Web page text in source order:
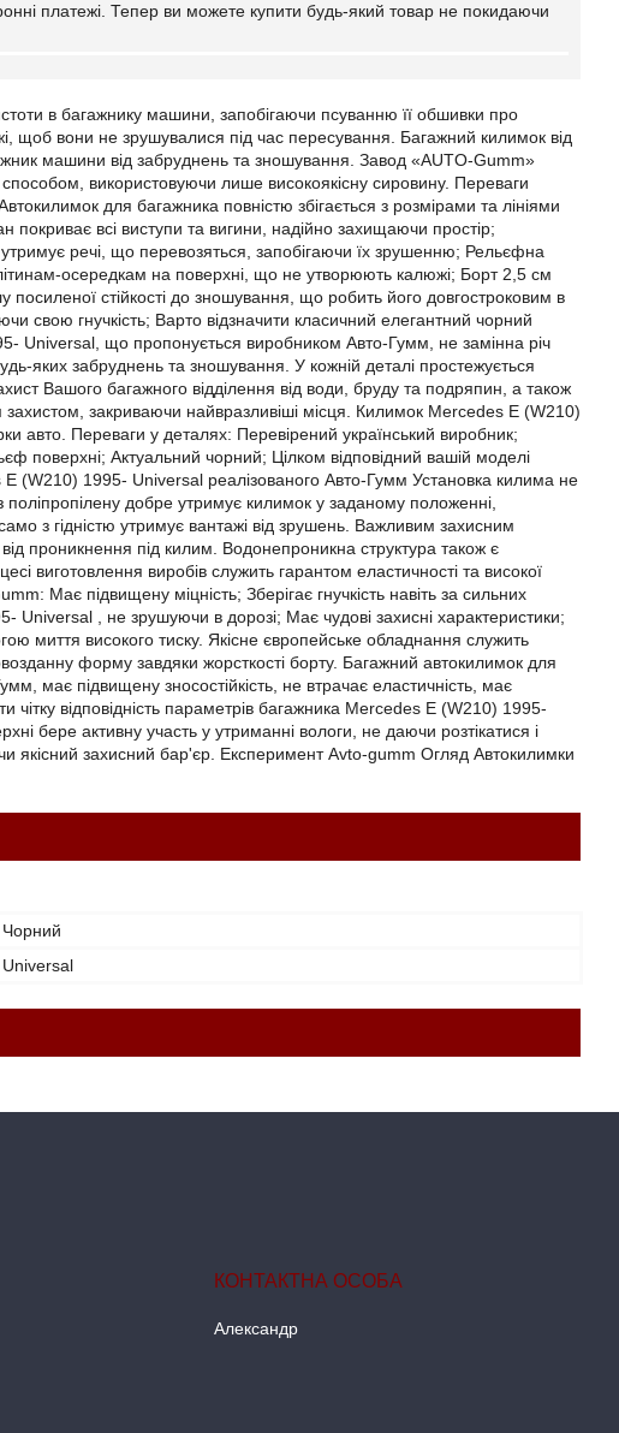
платежі. Тепер ви можете купити будь-який товар не покидаючи
в багажнику машини, запобігаючи псуванню її обшивки про
щоб вони не зрушувалися під час пересування. Багажний килимок від
машини від забруднень та зношування. Завод «AUTO-Gumm»
використовуючи лише високоякісну сировину. Переваги
для багажника повністю збігається з розмірами та лініями
всі виступи та вигини, надійно захищаючи простір;
речі, що перевозяться, запобігаючи їх зрушенню; Рельєфна
осередкам на поверхні, що не утворюють калюжі; Борт 2,5 см
посиленої стійкості до зношування, що робить його довгостроковим в
свою гнучкість; Варто відзначити класичний елегантний чорний
Universal, що пропонується виробником Авто-Гумм, не замінна річ
яких забруднень та зношування. У кожній деталі простежується
Вашого багажного відділення від води, бруду та подряпин, а також
закриваючи найвразливіші місця. Килимок Mercedes E (W210)
авто. Переваги у деталях: Перевірений український виробник;
поверхні; Актуальний чорний; Цілком відповідний вашій моделі
(W210) 1995- Universal реалізованого Авто-Гумм Установка килима не
поліпропілену добре утримує килимок у заданому положенні,
з гідністю утримує вантажі від зрушень. Важливим захисним
проникнення під килим. Водонепроникна структура також є
виготовлення виробів служить гарантом еластичності та високої
Має підвищену міцність; Зберігає гнучкість навіть за сильних
Universal , не зрушуючи в дорозі; Має чудові захисні характеристики;
миття високого тиску. Якісне європейське обладнання служить
форму завдяки жорсткості борту. Багажний автокилимок для
підвищену зносостійкість, не втрачає еластичність, має
відповідність параметрів багажника Mercedes E (W210) 1995-
бере активну участь у утриманні вологи, не даючи розтікатися і
якісний захисний бар'єр. Експеримент Avto-gumm Огляд Автокилимки
Чорний
Universal
Александр